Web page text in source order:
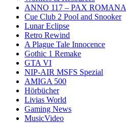
ANNO 117 – PAX ROMANA
Cue Club 2 Pool and Snooker
Lunar Eclipse
Retro Rewind
A Plague Tale Innocence
Gothic 1 Remake
GTA VI
NIP-AIR MSFS Spezial
AMIGA 500
Hörbücher
Livias World
Gaming News
MusicVideo